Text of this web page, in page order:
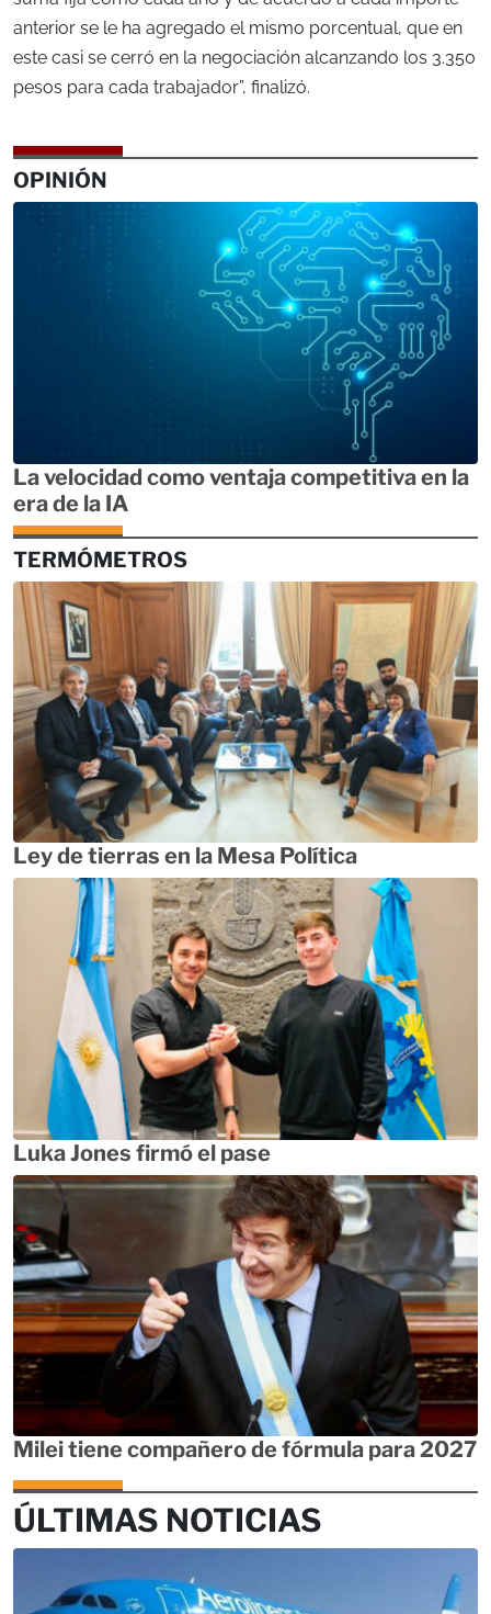
anterior se le ha agregado el mismo porcentual, que en
este casi se cerró en la negociación alcanzando los 3.350
pesos para cada trabajador”, finalizó.
OPINIÓN
La velocidad como ventaja competitiva en la
era de la IA
TERMÓMETROS
Ley de tierras en la Mesa Política
Luka Jones firmó el pase
Milei tiene compañero de fórmula para 2027
ÚLTIMAS NOTICIAS